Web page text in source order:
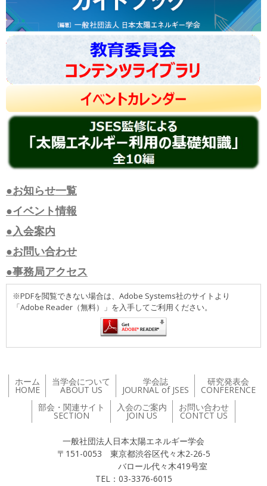
●お知らせ一覧
●イベント情報
●入会案内
●お問い合わせ
●事務局アクセス
※PDFを閲覧できない場合は、Adobe Systems社のサイトより
「Adobe Reader（無料）」を入手してご利用ください。
ホーム
HOME
当学会について
ABOUT US
学会誌
JOURNAL of JSES
研究発表会
CONFERENCE
部会・関連サイト
SECTION
入会のご案内
JOIN US
お問い合わせ
CONTCT US
一般社団法人日本太陽エネルギー学会
〒151-0053 東京都渋谷区代々木2-26-5
バロール代々木419号室
TEL：03-3376-6015